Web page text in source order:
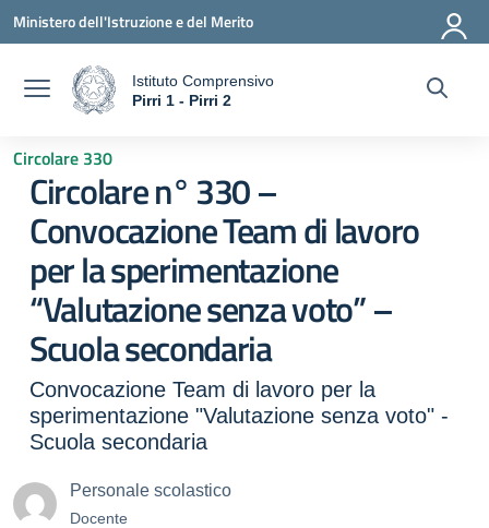
Vai ai contenuti
Vai al menu di navigazione
Vai al footer
Ministero dell'Istruzione e del Merito
Istituto Comprensivo
Pirri 1 - Pirri 2
Circolare 330
Circolare n° 330 –
Convocazione Team di lavoro
per la sperimentazione
“Valutazione senza voto” –
Scuola secondaria
Convocazione Team di lavoro per la
sperimentazione "Valutazione senza voto" -
Scuola secondaria
Personale scolastico
Docente